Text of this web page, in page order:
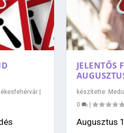
|
JELENTŐS
készítette:
0
|
Augusztus